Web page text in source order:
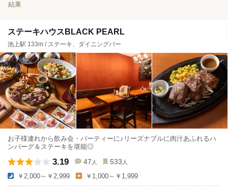
結果
ステーキハウスBLACK PEARL
池上駅 133m / ステーキ、ダイニングバー
お子様連れから飲み会・パーティーに♪リーズナブルに肉汁あふれるハ
ンバーグ＆ステーキを堪能◎
3.19 47 人 533 人
￥2,000～￥2,999 ￥1,000～￥1,999